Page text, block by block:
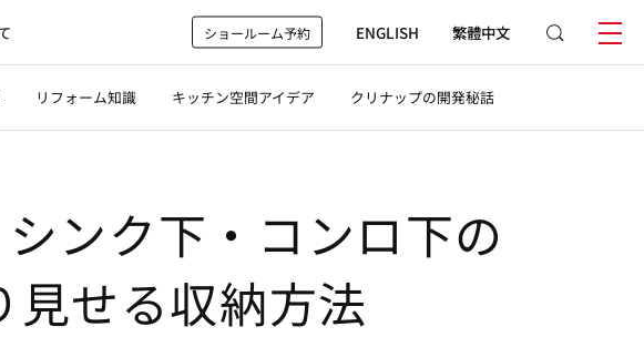
ショールーム予約 ENGLISH 繁體中文
リフォーム知識 キッチン空間アイデア クリナップの開発秘話
ンク下・コンロ下の
せる収納方法